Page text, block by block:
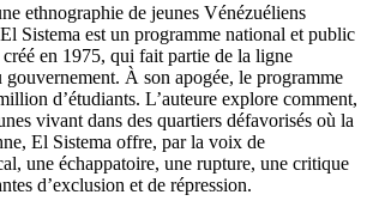
ethnographie de jeunes Vénézuéliens
Sistema est un programme national et public
en 1975, qui fait partie de la ligne
À son apogée, le programme
d’étudiants. L’auteure explore comment,
vivant dans des quartiers défavorisés où la
El Sistema offre, par la voix de
une échappatoire, une rupture, une critique
d’exclusion et de répression.